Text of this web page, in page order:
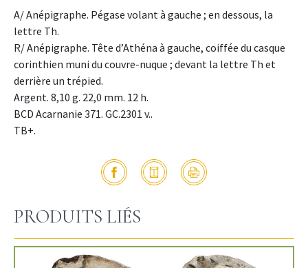
A/ Anépigraphe. Pégase volant à gauche ; en dessous, la
lettre Th.
R/ Anépigraphe. Tête d’Athéna à gauche, coiffée du casque
corinthien muni du couvre-nuque ; devant la lettre Th et
derrière un trépied.
Argent. 8,10 g. 22,0 mm. 12 h.
BCD Acarnanie 371. GC.2301 v..
TB+.
PRODUITS LIÉS